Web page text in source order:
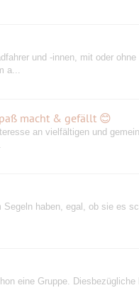
und -innen, mit oder ohne
a...
macht & gefällt 😊
an vielfältigen und
haben, egal, ob sie es
eine Gruppe. Diesbezügliche